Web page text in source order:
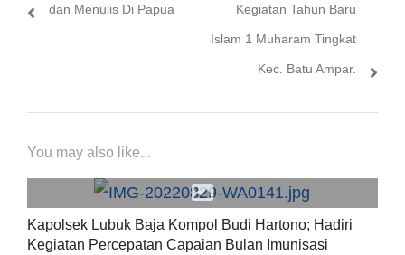
dan Menulis Di Papua Kegiatan Tahun Baru
Islam 1 Muharam Tingkat
Kec. Batu Ampar.
You may also like...
Kapolsek Lubuk Baja Kompol Budi Hartono; Hadiri
Kegiatan Percepatan Capaian Bulan Imunisasi